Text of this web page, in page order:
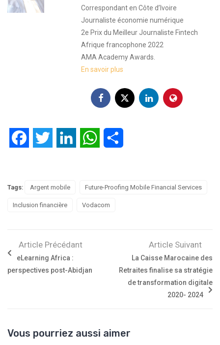
Correspondant en Côte d’Ivoire
Journaliste économie numérique
2e Prix du Meilleur Journaliste Fintech
Afrique francophone 2022
AMA Academy Awards.
En savoir plus
FacebookTwitter LinkedIn WhatsApp
Tags: Argent mobile Future-Proofing Mobile Financial Services
Inclusion financière Vodacom
Article Précédant
eLearning Africa :
perspectives post-Abidjan
Article Suivant
La Caisse Marocaine des
Retraites finalise sa stratégie
de transformation digitale
2020- 2024
Vous pourriez aussi aimer